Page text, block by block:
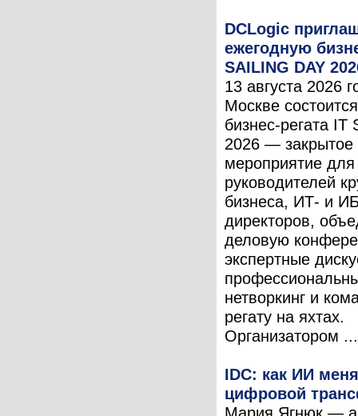
DCLogic
ежегодную
SAILING DAY
13 августа 2026
Москве
бизнес-регата IT
2026 — закрытое
мероприятие для
руководителей
бизнеса, ИТ- и
директоров,
деловую
экспертные
нетворкинг и
регату на яхтах.
Организатором ...
IDC: как ИИ
цифровой